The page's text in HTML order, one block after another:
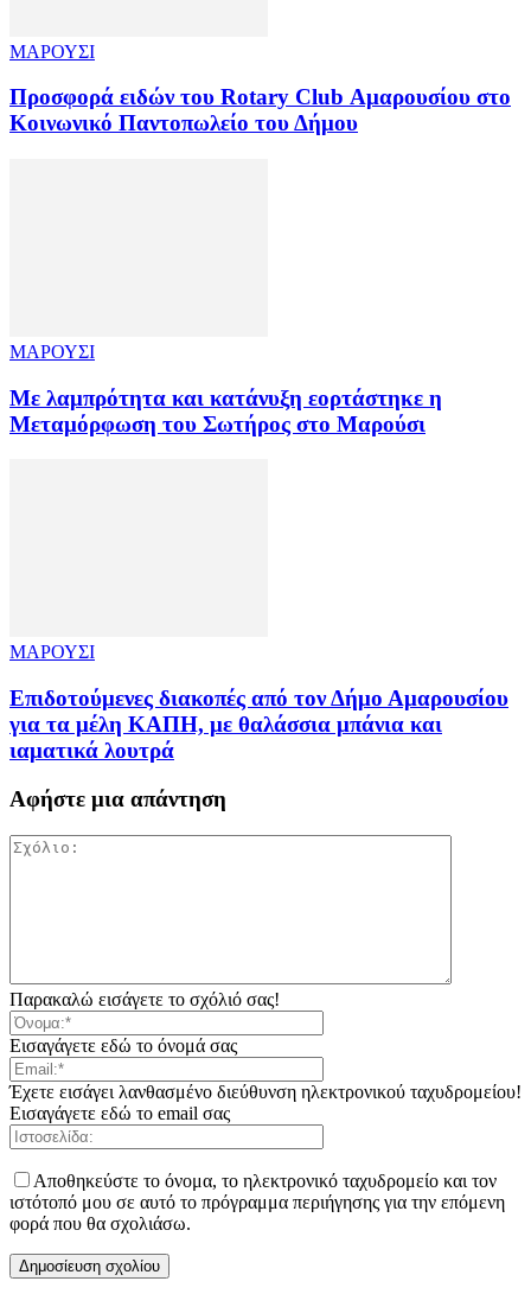
ΜΑΡΟΥΣΙ
Προσφορά ειδών του Rotary Club Αμαρουσίου στο
Κοινωνικό Παντοπωλείο του Δήμου
ΜΑΡΟΥΣΙ
Με λαμπρότητα και κατάνυξη εορτάστηκε η
Μεταμόρφωση του Σωτήρος στο Μαρούσι
ΜΑΡΟΥΣΙ
Επιδοτούμενες διακοπές από τον Δήμο Αμαρουσίου
για τα μέλη ΚΑΠΗ, με θαλάσσια μπάνια και
ιαματικά λουτρά
Αφήστε μια απάντηση
Παρακαλώ εισάγετε το σχόλιό σας!
Εισαγάγετε εδώ το όνομά σας
Έχετε εισάγει λανθασμένο διεύθυνση ηλεκτρονικού ταχυδρομείου!
Εισαγάγετε εδώ το email σας
Αποθηκεύστε το όνομα, το ηλεκτρονικό ταχυδρομείο και τον
ιστότοπό μου σε αυτό το πρόγραμμα περιήγησης για την επόμενη
φορά που θα σχολιάσω.